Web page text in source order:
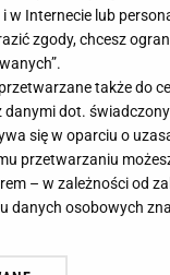
w Internecie lub
zgody, chcesz
także do
danymi dot.
się w oparciu o
przetwarzaniu
– w zależności od
danych osobowych